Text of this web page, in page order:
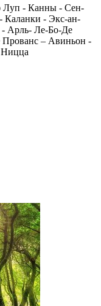
Луп - Канны - Сен-
Каланки - Экс-ан-
Арль- Ле-Бо-Де
Прованс – Авиньон -